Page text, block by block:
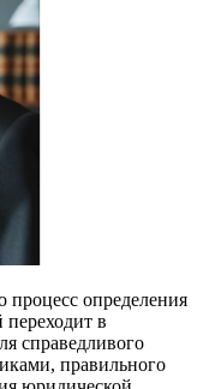
процесс определения
в
справедливого
правильного